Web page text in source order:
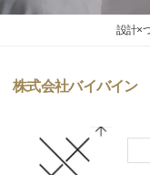
設計×
株式会社バイバイン